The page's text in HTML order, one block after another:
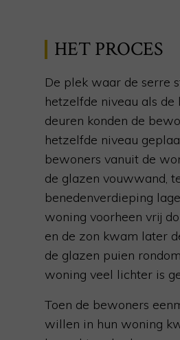
HET PROCES
De plek waar de serre
hetzelfde niveau als de
deuren konden de
hetzelfde niveau
bewoners vanuit de
de glazen vouwwand,
benedenverdieping
woning voorheen vrij
en de zon kwam later
de glazen puien
woning veel lichter is
Toen de bewoners
willen in hun woning